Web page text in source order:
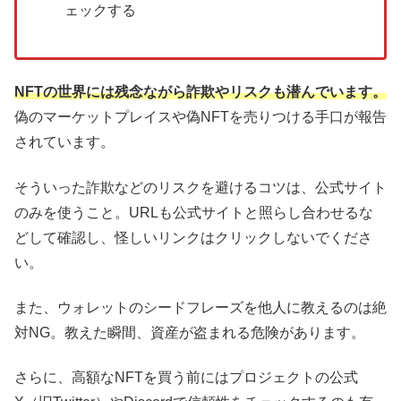
ェックする
NFTの世界には残念ながら詐欺やリスクも潜んでいます。
偽のマーケットプレイスや偽NFTを売りつける手口が報告
されています。
そういった詐欺などのリスクを避けるコツは、公式サイト
のみを使うこと。URLも公式サイトと照らし合わせるな
どして確認し、怪しいリンクはクリックしないでくださ
い。
また、ウォレットのシードフレーズを他人に教えるのは絶
対NG。教えた瞬間、資産が盗まれる危険があります。
さらに、高額なNFTを買う前にはプロジェクトの公式